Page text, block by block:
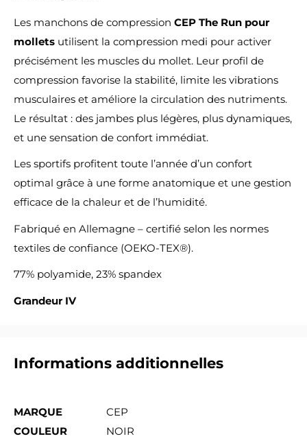
Les manchons de compression CEP The Run pour
mollets utilisent la compression medi pour activer
précisément les muscles du mollet. Leur profil de
compression favorise la stabilité, limite les vibrations
musculaires et améliore la circulation des nutriments.
Le résultat : des jambes plus légères, plus dynamiques,
et une sensation de confort immédiat.
Les sportifs profitent toute l’année d’un confort
optimal grâce à une forme anatomique et une gestion
efficace de la chaleur et de l’humidité.
Fabriqué en Allemagne – certifié selon les normes
textiles de confiance (OEKO-TEX®).
77% polyamide, 23% spandex
Grandeur IV
Informations additionnelles
MARQUE
CEP
COULEUR
NOIR